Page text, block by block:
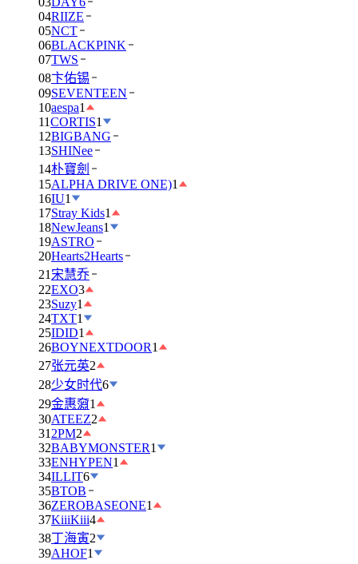
04RIIZE
05NCT
06BLACKPINK
07TWS
08卞佑锡
09SEVENTEEN
10aespa1
11CORTIS1
12BIGBANG
13SHINee
14朴寶劍
15ALPHA DRIVE ONE)1
16IU1
17Stray Kids1
18NewJeans1
19ASTRO
20Hearts2Hearts
21 宋慧乔
22EXO3
23Suzy1
24TXT1
25IDID1
26BOYNEXTDOOR1
27张元英2
28少女时代6
29金惠奫1
30ATEEZ2
31 2PM2
32BABYMONSTER1
33ENHYPEN1
34ILLIT6
35BTOB
36ZEROBASEONE1
37KiiiKiii4
38丁海寅2
39AHOF1